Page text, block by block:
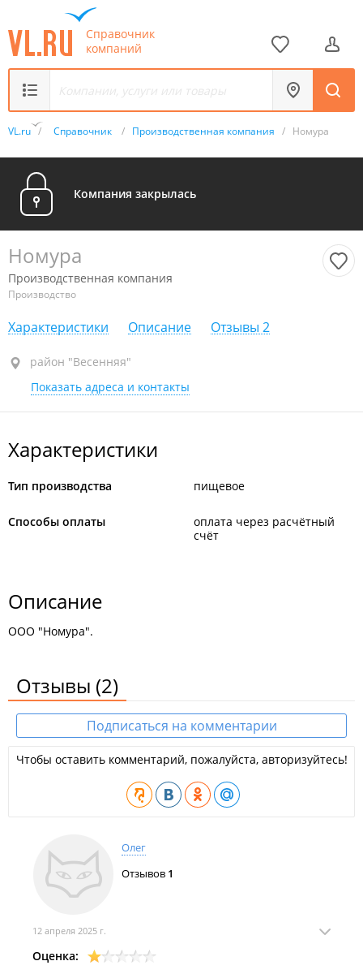
Справочник
компаний
VL.ru / Справочник / Производственная компания / Номура
Компания закрылась
Номура
Производственная компания
Производство
Характеристики Описание Отзывы 2
район "Весенняя", ул. Заречная, 51
пом. 3
район "Весенняя"
Показать адреса и контакты
Характеристики
Тип производства пищевое
Способы оплаты
оплата через расчётный
счёт
Описание
ООО "Номура".
Отзывы (2)
Подписаться на комментарии
Чтобы оставить комментарий, пожалуйста, авторизуйтесь!
Олег
Отзывов 1
12 апреля 2025 г.
Оценка: